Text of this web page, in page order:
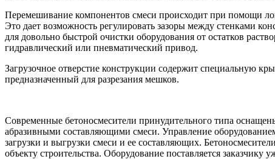
Перемешивание компонентов смеси происходит при помощи
Это дает возможность регулировать зазоры между стенками
для довольно быстрой очистки оборудования от остатков
гидравлический или пневматический привод.
Загрузочное отверстие конструкции содержит специальную
предназначенный для разрезания мешков.
Современные бетоносмесители принудительного типа
абразивными составляющими смеси. Управление
загрузки и выгрузки смеси и ее составляющих.
объекту строительства. Оборудование поставляется